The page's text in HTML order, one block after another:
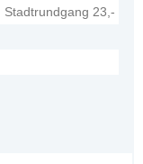
Stadtrundgang 23,-